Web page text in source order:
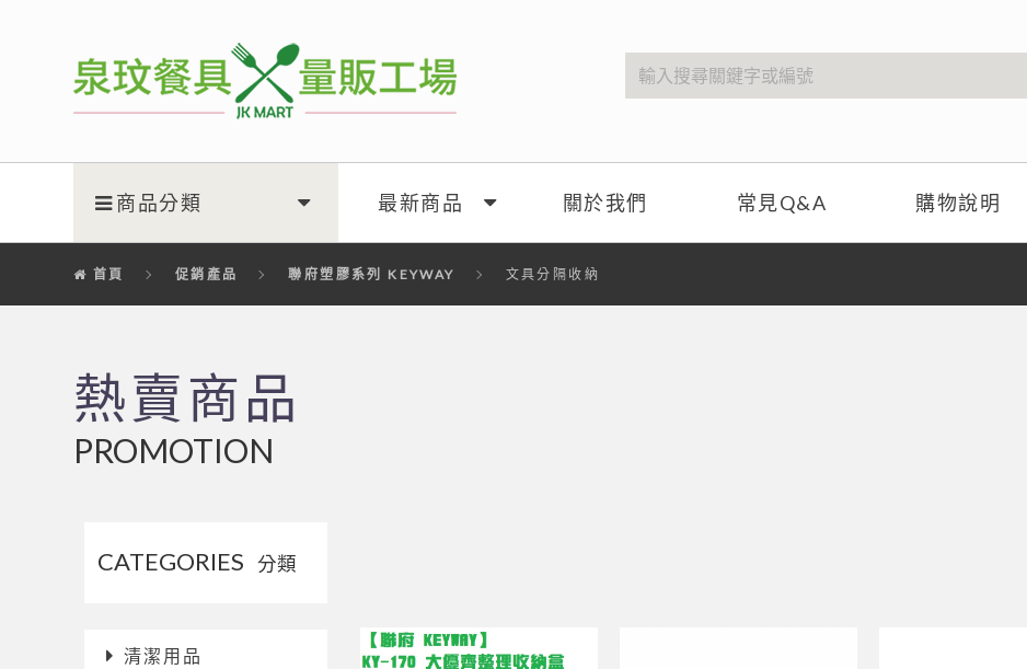
商品分類 最新商品 關於我們 常見Q&A 購物說明
首頁 促銷產品 聯府塑膠系列 KEYWAY 文具分隔收納
熱賣商品
PROMOTION
CATEGORIES 分類
清潔用品